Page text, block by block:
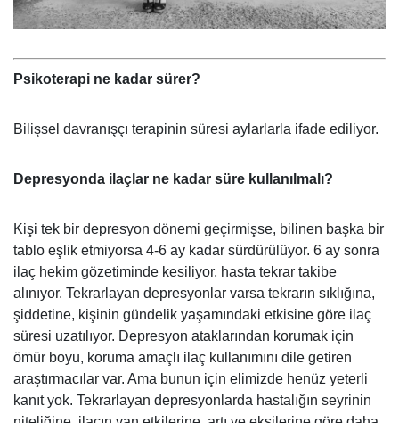
Psikoterapi ne kadar sürer?
Bilişsel davranışçı terapinin süresi aylarlarla ifade ediliyor.
Depresyonda ilaçlar ne kadar süre kullanılmalı?
Kişi tek bir depresyon dönemi geçirmişse, bilinen başka bir
tablo eşlik etmiyorsa 4-6 ay kadar sürdürülüyor. 6 ay sonra
ilaç hekim gözetiminde kesiliyor, hasta tekrar takibe
alınıyor. Tekrarlayan depresyonlar varsa tekrarın sıklığına,
şiddetine, kişinin gündelik yaşamındaki etkisine göre ilaç
süresi uzatılıyor. Depresyon ataklarından korumak için
ömür boyu, koruma amaçlı ilaç kullanımını dile getiren
araştırmacılar var. Ama bunun için elimizde henüz yeterli
kanıt yok. Tekrarlayan depresyonlarda hastalığın seyrinin